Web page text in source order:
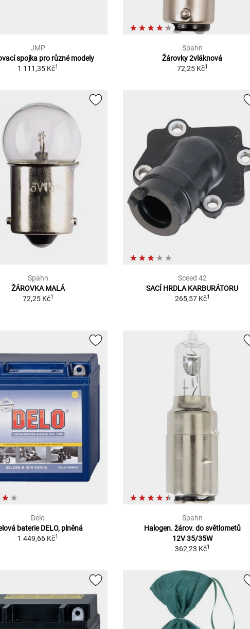
JMP
spojka pro různé modely
1 111,35 Kč1
Spahn
Žárovky 2vláknová
72,25 Kč1
Spahn
ŽÁROVKA MALÁ
72,25 Kč1
Sceed 42
SACÍ HRDLA KARBURÁTORU
265,57 Kč1
Delo
baterie DELO, plněná
1 449,66 Kč1
Spahn
Halogen. žárov. do světlometů
12V 35/35W
362,23 Kč1